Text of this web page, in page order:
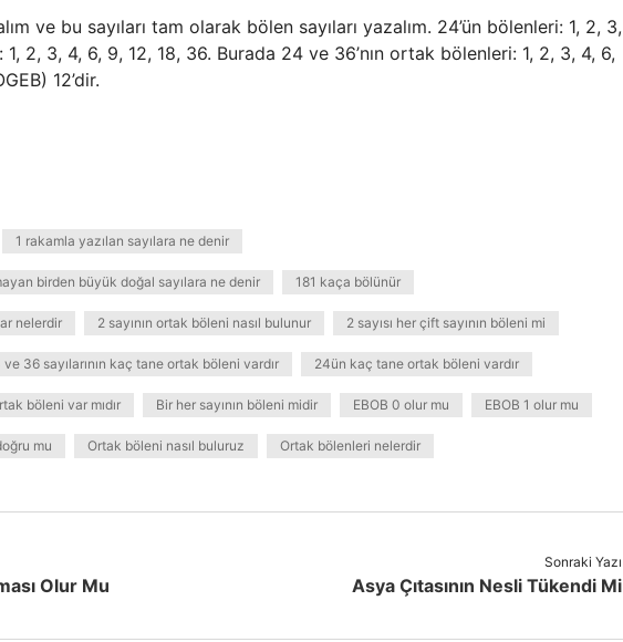
ve bu sayıları tam olarak bölen sayıları yazalım. 24’ün bölenleri: 1, 2, 3,
1, 2, 3, 4, 6, 9, 12, 18, 36. Burada 24 ve 36’nın ortak bölenleri: 1, 2, 3, 4, 6,
12’dir.
1 rakamla yazılan sayılara ne denir
birden büyük doğal sayılara ne denir 181 kaça bölünür
nelerdir 2 sayının ortak böleni nasıl bulunur 2 sayısı her çift sayının böleni mi
ve 36 sayılarının kaç tane ortak böleni vardır 24ün kaç tane ortak böleni vardır
böleni var mıdır Bir her sayının böleni midir EBOB 0 olur mu EBOB 1 olur mu
mu Ortak böleni nasıl buluruz Ortak bölenleri nelerdir
Olur Mu
Sonraki Yazı
Asya Çıtasının Nesli Tükendi Mi